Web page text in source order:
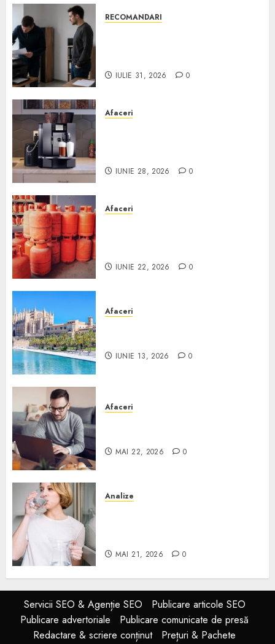
RECOMANDARI
IULIE 31, 2026 0
Afaceri
IUNIE 28, 2026 0
Afaceri
IUNIE 22, 2026 0
Afaceri
IUNIE 13, 2026 0
Afaceri
MAI 22, 2026 0
Analize
MAI 21, 2026 0
Servicii SEO & Agenție SEO
Publicare articole SEO
Publicare advertoriale
Publicare comunicate de presă
Redactare & scriere conținut
Prețuri & Pachete